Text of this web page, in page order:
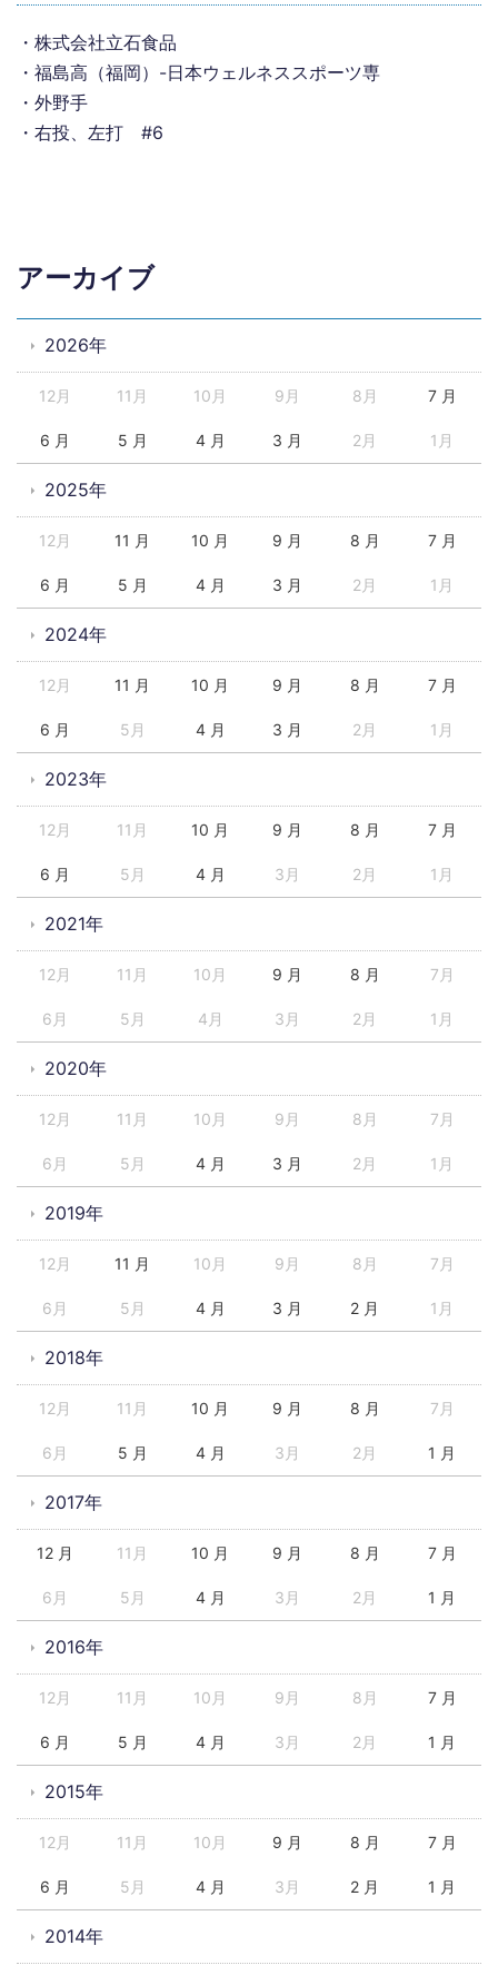
・株式会社立石食品
・福島高（福岡）-日本ウェルネススポーツ専
・外野手
・右投、左打 #6
アーカイブ
2026年
12月 11月 10月 9月 8月 7 月
6 月 5 月 4 月 3 月 2月 1月
2025年
12月 11 月 10 月 9 月 8 月 7 月
6 月 5 月 4 月 3 月 2月 1月
2024年
12月 11 月 10 月 9 月 8 月 7 月
6 月 5月 4 月 3 月 2月 1月
2023年
12月 11月 10 月 9 月 8 月 7 月
6 月 5月 4 月 3月 2月 1月
2021年
12月 11月 10月 9 月 8 月 7月
6月 5月 4月 3月 2月 1月
2020年
12月 11月 10月 9月 8月 7月
6月 5月 4 月 3 月 2月 1月
2019年
12月 11 月 10月 9月 8月 7月
6月 5月 4 月 3 月 2 月 1月
2018年
12月 11月 10 月 9 月 8 月 7月
6月 5 月 4 月 3月 2月 1 月
2017年
12 月 11月 10 月 9 月 8 月 7 月
6月 5月 4 月 3月 2月 1 月
2016年
12月 11月 10月 9月 8月 7 月
6 月 5 月 4 月 3月 2月 1 月
2015年
12月 11月 10月 9 月 8 月 7 月
6 月 5月 4 月 3月 2 月 1 月
2014年